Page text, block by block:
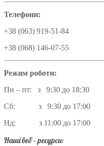
Телефони:
+38 (063) 919-51-84
+38 (068) 146-07-55
Режим роботи:
Пн – пт: з 9:30 до 18:30
Сб: з 9:30 до 17:00
Нд: з 11:00 до 17:00
Наші веб – ресурси: